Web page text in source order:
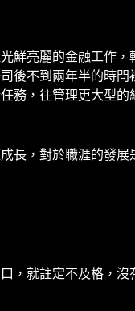
亮麗的金融工作
不到兩年半的時
務，往管理更大型的
長，對於職涯的發展
就註定不及格，